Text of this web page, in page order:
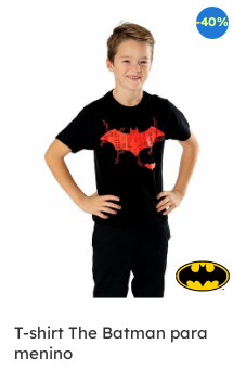
-40%
T-shirt The Batman para
menino